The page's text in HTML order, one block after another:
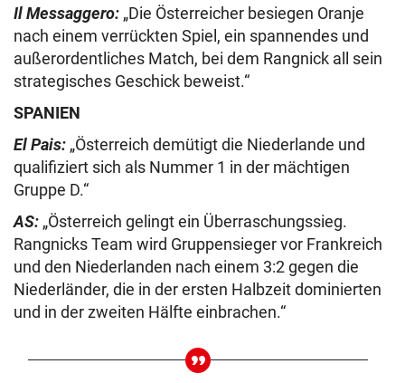
Il Messaggero: „Die Österreicher besiegen Oranje
nach einem verrückten Spiel, ein spannendes und
außerordentliches Match, bei dem Rangnick all sein
strategisches Geschick beweist.“
SPANIEN
El Pais: „Österreich demütigt die Niederlande und
qualifiziert sich als Nummer 1 in der mächtigen
Gruppe D.“
AS: „Österreich gelingt ein Überraschungssieg.
Rangnicks Team wird Gruppensieger vor Frankreich
und den Niederlanden nach einem 3:2 gegen die
Niederländer, die in der ersten Halbzeit dominierten
und in der zweiten Hälfte einbrachen.“